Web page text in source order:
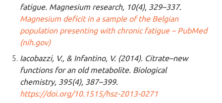
fatigue. Magnesium research, 10(4), 329–337.
Magnesium deficit in a sample of the Belgian
population presenting with chronic fatigue – PubMed
(nih.gov)
Iacobazzi, V., & Infantino, V. (2014). Citrate–new
functions for an old metabolite. Biological
chemistry, 395(4), 387–399.
https://doi.org/10.1515/hsz-2013-0271